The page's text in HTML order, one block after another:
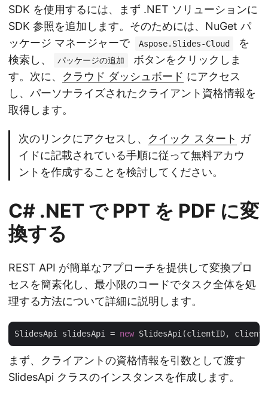
SDK を使用するには、まず .NET ソリューションに
SDK 参照を追加します。そのためには、NuGet パ
ッケージ マネージャーで
Aspose.Slides-Cloud
を
検索し、
パッケージの追加
ボタンをクリックしま
す。次に、 クラウド ダッシュボード にアクセス
し、パーソナライズされたクライアント資格情報を
取得します。
次のリンクにアクセスし、 クイック スタート ガ
イドに記載されている手順に従って無料アカウ
ントを作成することを検討してください。
C# .NET で PPT を PDF に変
換する
REST API が簡単なアプローチを提供して変換プロ
セスを簡素化し、最小限のコードでタスク全体を処
理する方法について詳細に説明します。
SlidesApi slidesApi = new
まず、クライアントの資格情報を引数として渡す
SlidesApi クラスのインスタンスを作成します。